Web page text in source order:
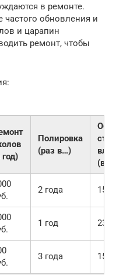
в ремонте.
частого обновления и
и царапин
ремонт, чтобы
год)
Полировка
(раз в…)
(в
2 года
1 год
3 года